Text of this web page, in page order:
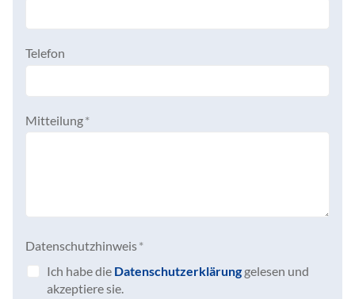
Telefon
Mitteilung*
Datenschutzhinweis*
Ich habe die Datenschutzerklärunggelesen und
akzeptiere sie.